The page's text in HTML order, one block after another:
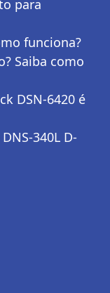
para
funciona?
Saiba como
DSN-6420 é
340L D-